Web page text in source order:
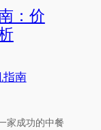
：价
指南
家成功的中餐